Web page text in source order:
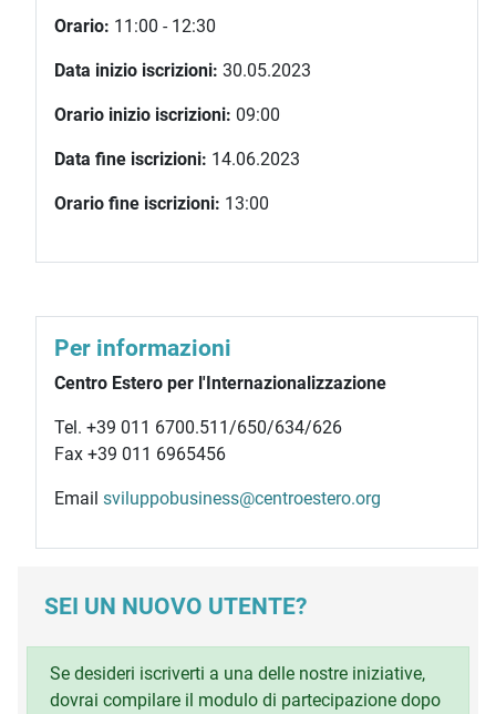
Orario: 11:00 - 12:30
Data inizio iscrizioni: 30.05.2023
Orario inizio iscrizioni: 09:00
Data fine iscrizioni: 14.06.2023
Orario fine iscrizioni: 13:00
Per informazioni
Centro Estero per l'Internazionalizzazione
Tel. +39 011 6700.511/650/634/626
Fax +39 011 6965456
Email sviluppobusiness@centroestero.org
SEI UN NUOVO UTENTE?
Se desideri iscriverti a una delle nostre iniziative,
dovrai compilare il modulo di partecipazione dopo